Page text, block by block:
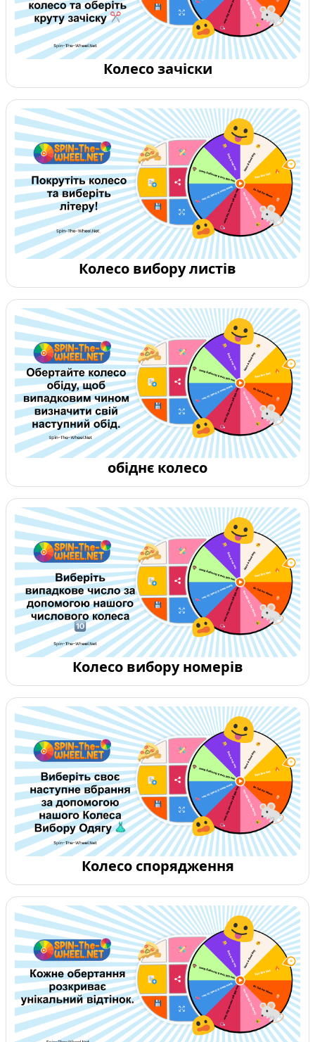
Колесо зачіски
Колесо вибору листів
обіднє колесо
Колесо вибору номерів
Колесо спорядження